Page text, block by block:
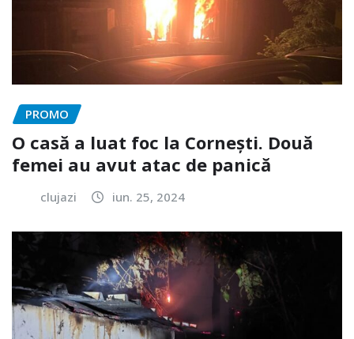
PROMO
O casă a luat foc la Cornești. Două
femei au avut atac de panică
clujazi iun. 25, 2024